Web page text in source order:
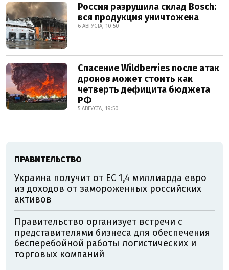
Россия разрушила склад Bosch:
вся продукция уничтожена
6 АВГУСТА, 10:50
Спасение Wildberries после атак
дронов может стоить как
четверть дефицита бюджета
РФ
5 АВГУСТА, 19:50
ПРАВИТЕЛЬСТВО
Украина получит от ЕС 1,4 миллиарда евро
из доходов от замороженных российских
активов
Правительство организует встречи с
представителями бизнеса для обеспечения
бесперебойной работы логистических и
торговых компаний